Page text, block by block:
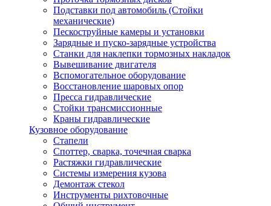
Подставки под автомобиль (Стойки
механические)
Пескоструйные камеры и установки
Зарядные и пуско-зарядные устройства
Станки для наклепки тормозных накладок
Вывешивание двигателя
Вспомогательное оборудование
Восстановление шаровых опор
Пресса гидравлические
Стойки трансмиссионные
Краны гидравлические
Кузовное оборудование
Стапели
Споттер, сварка, точечная сварка
Растяжки гидравлические
Системы измерения кузова
Демонтаж стекол
Инструменты рихтовочные